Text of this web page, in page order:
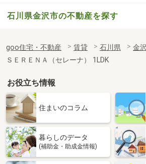
石川県金沢市の不動産を探す
goo住宅・不動産 賃貸 石川県
金
ＳＥＲＥＮＡ（セレーナ） 1LDK
お役立ち情報
住まいのコラム
暮らしのデータ
(補助金・助成金情報)